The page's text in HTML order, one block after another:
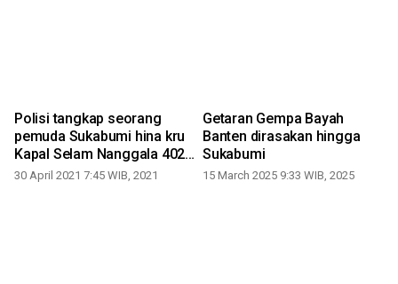
Polisi tangkap seorang
pemuda Sukabumi hina kru
Kapal Selam Nanggala 402
di medsos
30 April 2021 7:45 WIB, 2021
Getaran Gempa Bayah
Banten dirasakan hingga
Sukabumi
15 March 2025 9:33 WIB, 2025